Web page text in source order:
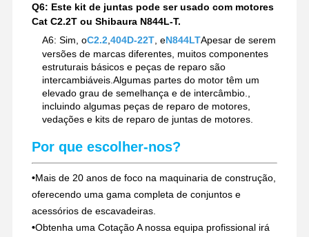
Q6: Este kit de juntas pode ser usado com motores
Cat C2.2T ou Shibaura N844L-T.
A6: Sim, oC2.2, 404D-22T, eN844LTApesar de serem
versões de marcas diferentes, muitos componentes
estruturais básicos e peças de reparo são
intercambiáveis.Algumas partes do motor têm um
elevado grau de semelhança e de intercâmbio.,
incluindo algumas peças de reparo de motores,
vedações e kits de reparo de juntas de motores.
Por que escolher-nos?
•Mais de 20 anos de foco na maquinaria de construção,
oferecendo uma gama completa de conjuntos e
acessórios de escavadeiras.
•Obtenha uma Cotação A nossa equipa profissional irá